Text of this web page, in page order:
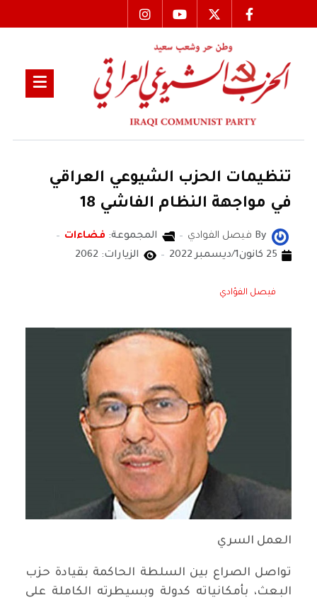
تنظيمات الحزب الشيوعي العراقي
في مواجهة النظام الفاشي 18
By فيصل الفوادي المجموعة: فضاءات
25 كانون1/ديسمبر 2022
الزيارات: 2062
فيصل الفؤادي
العمل السري
تواصل الصراع بين السلطة الحاكمة بقيادة حزب
البعث، بأمكانياته كدولة وبسيطرته الكاملة على